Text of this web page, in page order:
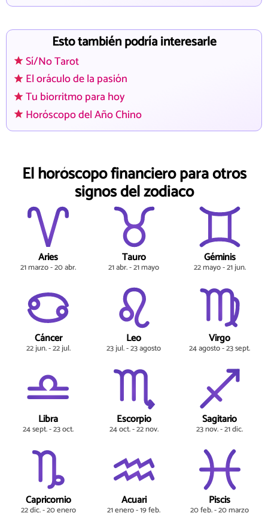
Esto también podría interesarle
Sí/No Tarot
El oráculo de la pasión
Tu biorritmo para hoy
Horóscopo del Año Chino
El horóscopo financiero para otros
signos del zodiaco
Aries
21 marzo - 20 abr.
Tauro
21 abr. - 21 mayo
Géminis
22 mayo - 21 jun.
Cáncer
22 jun. - 22 jul.
Leo
23 jul. - 23 agosto
Virgo
24 agosto - 23 sept.
Libra
24 sept. - 23 oct.
Escorpio
24 oct. - 22 nov.
Sagitario
23 nov. - 21 dic.
Capricornio
22 dic. - 20 enero
Acuari
21 enero - 19 feb.
Piscis
20 feb. - 20 marzo